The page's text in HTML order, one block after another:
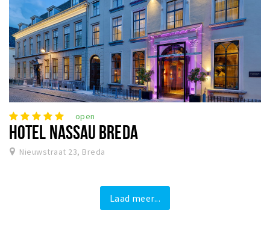
open
HOTEL NASSAU BREDA
Nieuwstraat 23, Breda
Laad meer...